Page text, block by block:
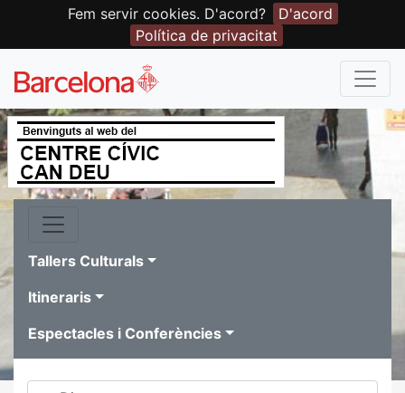
Fem servir cookies. D'acord?
D'acord
Política de privacitat
Tallers Culturals
Itineraris
Espectacles i Conferències
Dies